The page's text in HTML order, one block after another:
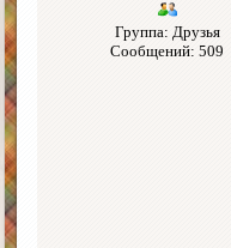
Группа: Друзья
Сообщений: 509